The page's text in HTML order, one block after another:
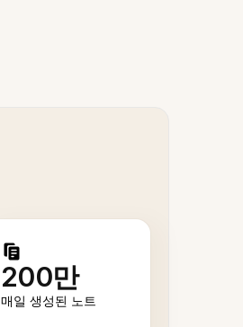
200만
매일 생성된 노트